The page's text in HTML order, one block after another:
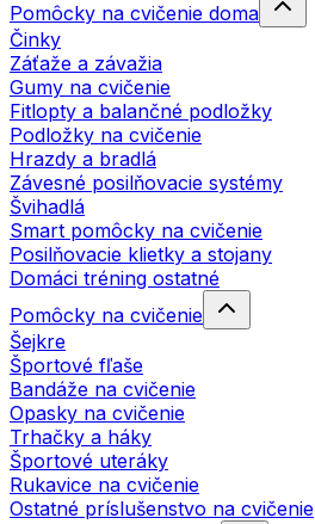
Pomôcky na cvičenie doma
Činky
Záťaže a závažia
Gumy na cvičenie
Fitlopty a balančné podložky
Podložky na cvičenie
Hrazdy a bradlá
Závesné posilňovacie systémy
Švihadlá
Smart pomôcky na cvičenie
Posilňovacie klietky a stojany
Domáci tréning ostatné
Pomôcky na cvičenie
Šejkre
Športové fľaše
Bandáže na cvičenie
Opasky na cvičenie
Trhačky a háky
Športové uteráky
Rukavice na cvičenie
Ostatné príslušenstvo na cvičenie